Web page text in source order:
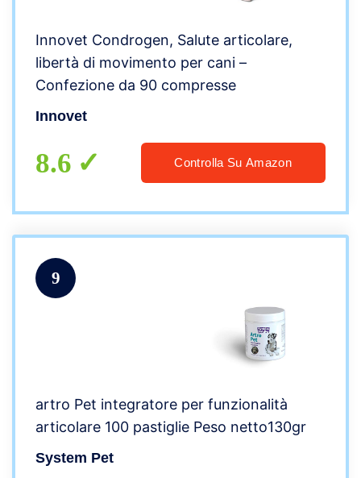
Innovet Condrogen, Salute articolare,
libertà di movimento per cani –
Confezione da 90 compresse
Innovet
8.6 Controlla Su Amazon
9
artro Pet integratore per funzionalità
articolare 100 pastiglie Peso netto130gr
System Pet